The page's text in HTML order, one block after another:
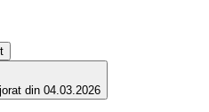
din 04.03.2026